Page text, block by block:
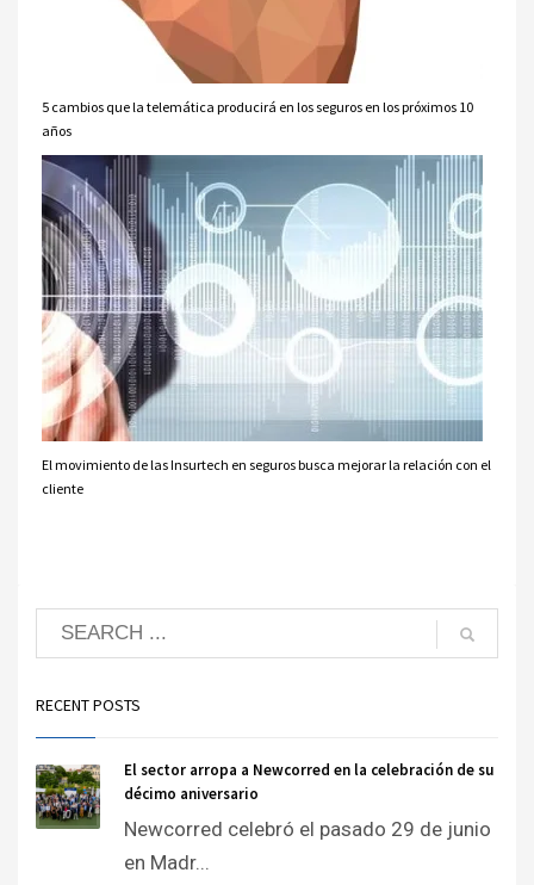
5 cambios que la telemática producirá en los seguros en los próximos 10
años
El movimiento de las Insurtech en seguros busca mejorar la relación con el
cliente
RECENT POSTS
El sector arropa a Newcorred en la celebración de su
décimo aniversario
Newcorred celebró el pasado 29 de junio
en Madr...